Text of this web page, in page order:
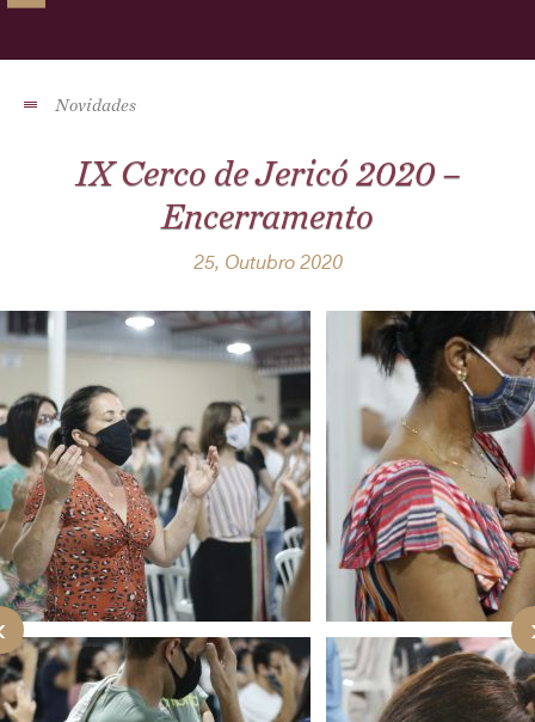
Novidades
IX Cerco de Jericó 2020 –
Encerramento
25, Outubro 2020